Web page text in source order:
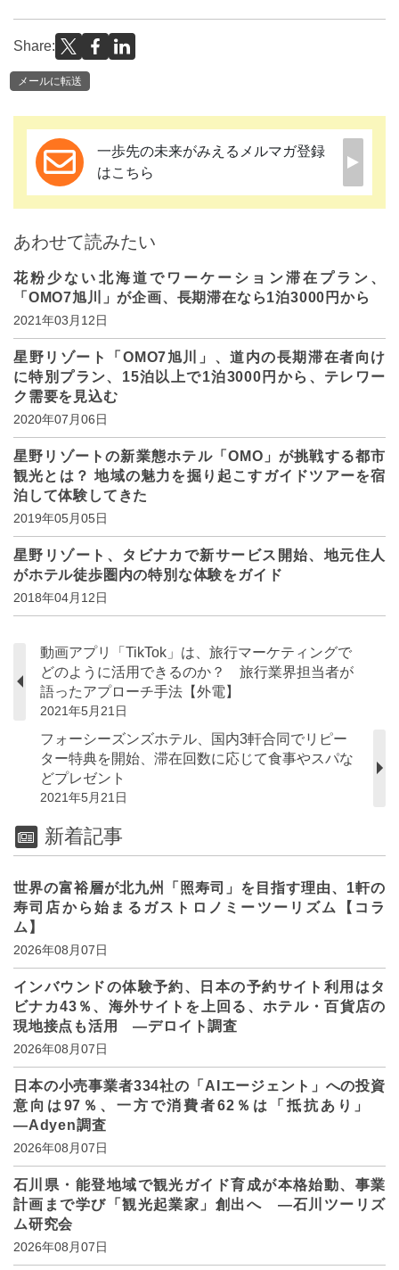
Share:
メールに転送
一歩先の未来がみえるメルマガ登録
はこちら
あわせて読みたい
花粉少ない北海道でワーケーション滞在プラン、
「OMO7旭川」が企画、長期滞在なら1泊3000円から
2021年03月12日
星野リゾート「OMO7旭川」、道内の長期滞在者向け
に特別プラン、15泊以上で1泊3000円から、テレワー
ク需要を見込む
2020年07月06日
星野リゾートの新業態ホテル「OMO」が挑戦する都市
観光とは？ 地域の魅力を掘り起こすガイドツアーを宿
泊して体験してきた
2019年05月05日
星野リゾート、タビナカで新サービス開始、地元住人
がホテル徒歩圏内の特別な体験をガイド
2018年04月12日
動画アプリ「TikTok」は、旅行マーケティングで
どのように活用できるのか？ 旅行業界担当者が
語ったアプローチ手法【外電】
2021年5月21日
フォーシーズンズホテル、国内3軒合同でリピー
ター特典を開始、滞在回数に応じて食事やスパな
どプレゼント
2021年5月21日
新着記事
世界の富裕層が北九州「照寿司」を目指す理由、1軒の
寿司店から始まるガストロノミーツーリズム【コラ
ム】
2026年08月07日
インバウンドの体験予約、日本の予約サイト利用はタ
ビナカ43％、海外サイトを上回る、ホテル・百貨店の
現地接点も活用 ―デロイト調査
2026年08月07日
日本の小売事業者334社の「AIエージェント」への投資
意向は97％、一方で消費者62％は「抵抗あり」
―Adyen調査
2026年08月07日
石川県・能登地域で観光ガイド育成が本格始動、事業
計画まで学び「観光起業家」創出へ ―石川ツーリズ
ム研究会
2026年08月07日